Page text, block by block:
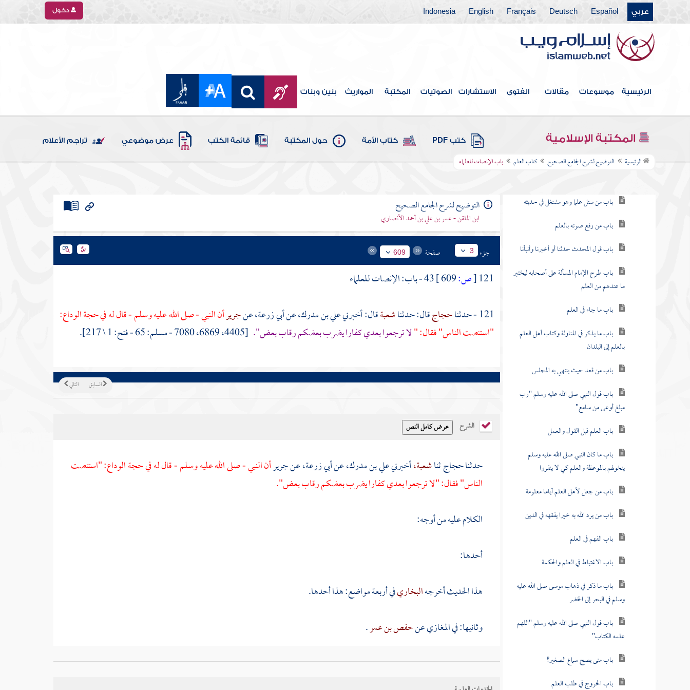
عربي Español
Deutsch
Français
English
Indonesia دخول
الرئيسية موسوعات مقالات الفتوى الاستشارات الصوتيات المكتبة المواريث بنين وبنات
المكتبة الإسلامية كتب PDF كتاب الأمة حول المكتبة قائمة الكتب عرض موضوعي تراجم الأعلام
الرئيسية التوضيح لشرح الجامع الصحيح كتاب العلم باب الإنصات للعلماء
فهرس الكتاب
المقدمة
كتاب بدء الوحي
كتاب الإيمان
باقي كتاب الإيمان
كتاب العلم
باب من سئل علما وهو مشتغل في حديثه
باب من رفع صوته بالعلم
باب قول المحدث حدثنا أو أخبرنا وأنبأنا
باب طرح الإمام المسألة على أصحابه ليختبر
ما عندهم من العلم
باب ما جاء في العلم
باب ما يذكر في المناولة وكتاب أهل العلم
بالعلم إلى البلدان
باب من قعد حيث ينتهي به المجلس
باب قول النبي صلى الله عليه وسلم "رب
مبلغ أوعى من سامع"
باب العلم قبل القول والعمل
باب ما كان النبي صلى الله عليه وسلم
يتخولهم بالموعظة والعلم كي لا ينفروا
باب من جعل لأهل العلم أياما معلومة
باب من يرد الله به خيرا يفقهه في الدين
باب الفهم في العلم
باب الاغتباط في العلم والحكمة
باب ما ذكر في ذهاب موسى صلى الله عليه
وسلم في البحر إلى الخضر
باب قول النبي صلى الله عليه وسلم "اللهم
علمه الكتاب"
باب متى يصح سماع الصغير؟
باب الخروج في طلب العلم
التوضيح لشرح الجامع الصحيح
ابن الملقن - عمر بن علي بن أحمد الأنصاري
جزء 3 صفحة 609
121
[ص:
43 - باب: الإنصات للعلماء
121 - حدثنا
حجاجقال: حدثناشعبةقال: أخبرنيعلي بن مدرك،عن أبي زرعة، عنجريرأن النبي - صلى الله عليه وسلم - قال له في حجة الوداع:
"استنصت الناس" فقال: "لا ترجعوا بعدي كفارا يضرب بعضكم رقاب بعض". [4405، 6869، 7080 - مسلم: 65 - فتح: 1 \ 217].
التالي السابق
الشرح
حدثناحجاجثناشعبة،أخبرنيعلي بن مدرك،عنأبي زرعة،عنجريرأن النبي - صلى الله عليه وسلم - قال له في حجة الوداع: "استنصت
الناس" فقال: "لا ترجعوا بعدي كفارا يضرب بعضكم رقاب بعض".
الكلام عليه من أوجه:
أحدها:
هذا الحديث أخرجهالبخاريفي أربعة مواضع: هذا أحدها.
وثانيها: في المغازي عنحفص بن عمر.
ثالثها: في الفتن عنسليمان،كلاهما عنشعبةبه.